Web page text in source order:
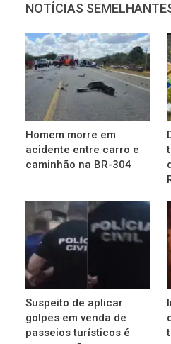
NOTÍCIAS
Homem morre em
acidente entre carro e
caminhão na BR-304
Suspeito de aplicar
golpes em venda de
passeios turísticos é